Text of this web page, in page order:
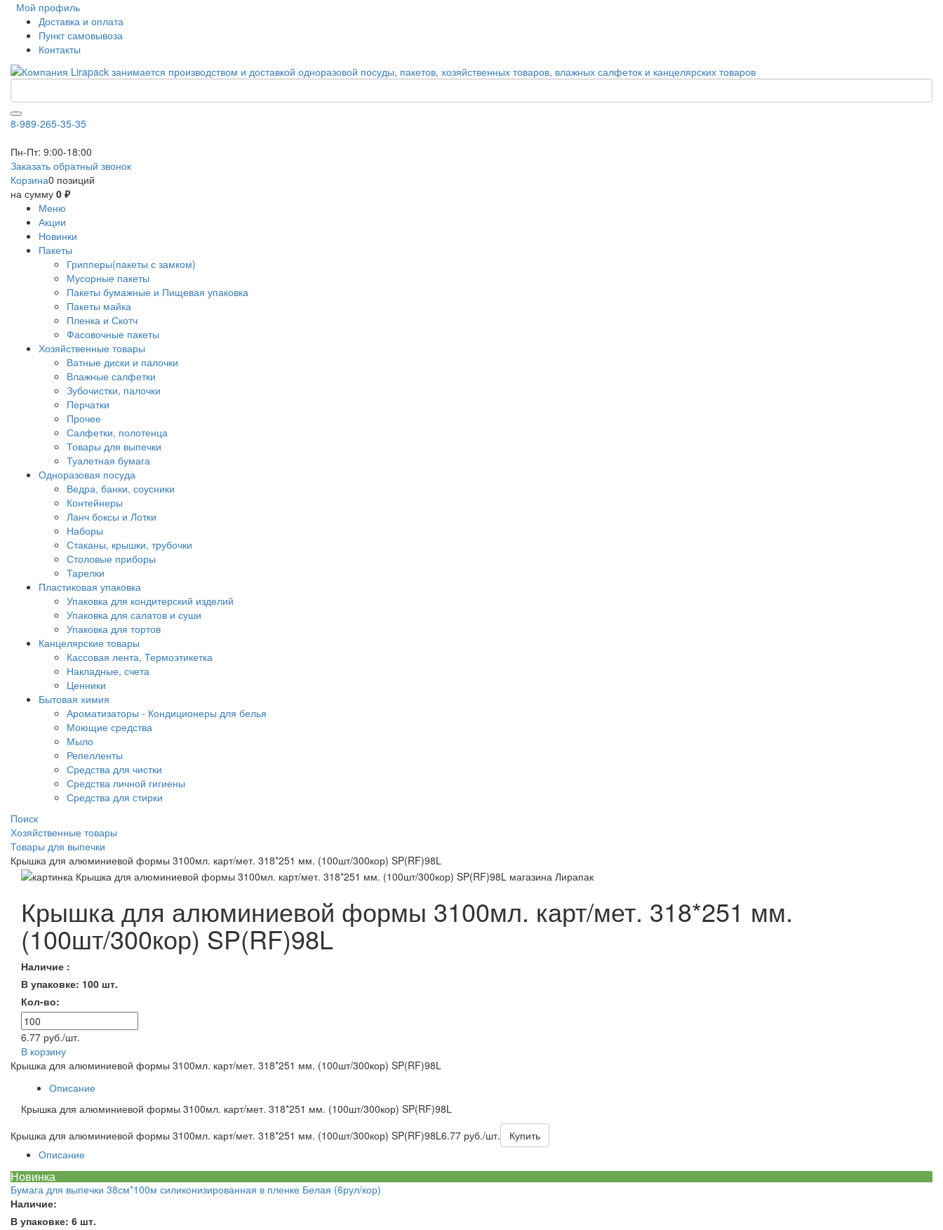
Мой профиль
Доставка и оплата
Пункт самовывоза
Контакты
8-989-265-35-35
Пн-Пт: 9:00-18:00
Заказать обратный звонок
Корзина0 позиций
на сумму 0 ₽
Меню
Акции
Новинки
Пакеты
Грипперы(пакеты с замком)
Мусорные пакеты
Пакеты бумажные и Пищевая упаковка
Пакеты майка
Пленка и Скотч
Фасовочные пакеты
Хозяйственные товары
Ватные диски и палочки
Влажные салфетки
Зубочистки, палочки
Перчатки
Прочее
Салфетки, полотенца
Товары для выпечки
Туалетная бумага
Одноразовая посуда
Ведра, банки, соусники
Контейнеры
Ланч боксы и Лотки
Наборы
Стаканы, крышки, трубочки
Столовые приборы
Тарелки
Пластиковая упаковка
Упаковка для кондитерский изделий
Упаковка для салатов и суши
Упаковка для тортов
Канцелярские товары
Кассовая лента, Термоэтикетка
Накладные, счета
Ценники
Бытовая химия
Ароматизаторы - Кондиционеры для белья
Моющие средства
Мыло
Репелленты
Средства для чистки
Средства личной гигиены
Средства для стирки
Поиск
Хозяйственные товары
Товары для выпечки
Крышка для алюминиевой формы 3100мл. карт/мет. 318*251 мм. (100шт/300кор) SP(RF)98L
Крышка для алюминиевой формы 3100мл. карт/мет. 318*251 мм.
(100шт/300кор) SP(RF)98L
Наличие :
В упаковке: 100 шт.
Кол-во:
6.77 руб./шт.
В корзину
Крышка для алюминиевой формы 3100мл. карт/мет. 318*251 мм. (100шт/300кор) SP(RF)98L
Описание
Крышка для алюминиевой формы 3100мл. карт/мет. 318*251 мм. (100шт/300кор) SP(RF)98L
Крышка для алюминиевой формы 3100мл. карт/мет. 318*251 мм. (100шт/300кор) SP(RF)98L6.77 руб./шт.
Купить
Описание
Новинка
Бумага для выпечки 38см*100м силиконизированная в пленке Белая (6рул/кор)
Наличие:
В упаковке: 6 шт.